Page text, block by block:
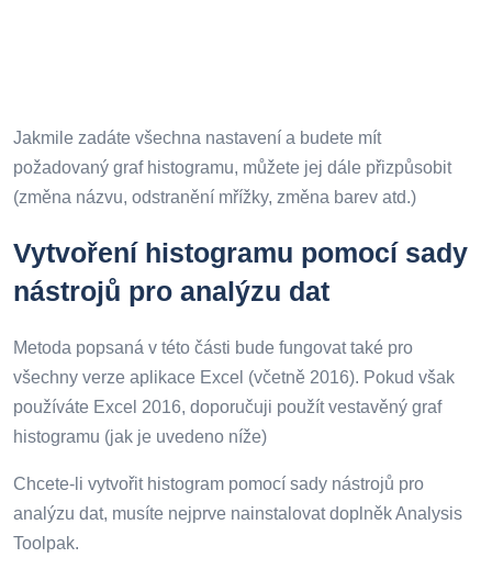
Jakmile zadáte všechna nastavení a budete mít
požadovaný graf histogramu, můžete jej dále přizpůsobit
(změna názvu, odstranění mřížky, změna barev atd.)
Vytvoření histogramu pomocí sady
nástrojů pro analýzu dat
Metoda popsaná v této části bude fungovat také pro
všechny verze aplikace Excel (včetně 2016). Pokud však
používáte Excel 2016, doporučuji použít vestavěný graf
histogramu (jak je uvedeno níže)
Chcete-li vytvořit histogram pomocí sady nástrojů pro
analýzu dat, musíte nejprve nainstalovat doplněk Analysis
Toolpak.